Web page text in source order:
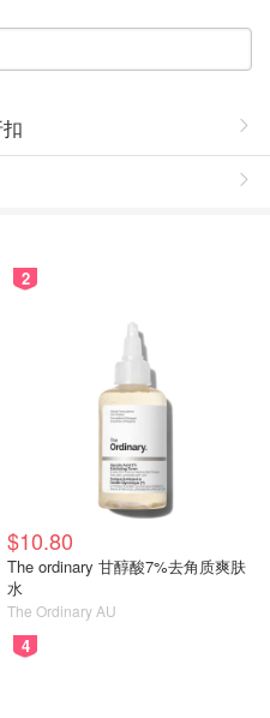
2
$10.80
The ordinary 甘醇酸7%去角质爽肤
水
The Ordinary AU
4